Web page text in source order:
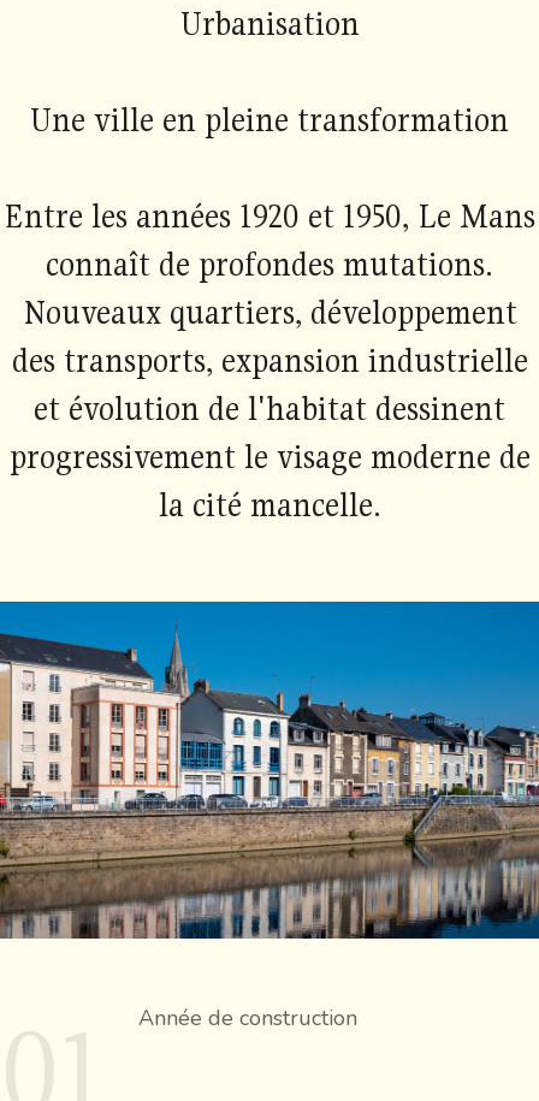
Urbanisation
Une ville en pleine transformation
Entre les années 1920 et 1950, Le Mans
connaît de profondes mutations.
Nouveaux quartiers, développement
des transports, expansion industrielle
et évolution de l'habitat dessinent
progressivement le visage moderne de
la cité mancelle.
Année de construction